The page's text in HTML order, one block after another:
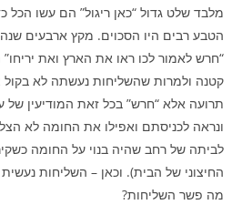
מלבד שלט גדול “כאן ריגול” הם עשו הכל
הטבע רבים היו הסכוים. מקץ ארבעים
“חרש לאמור לכו ראו את הארץ ואת
קטנה ולמרות שהשליחות נעשתה לא בקול
תרועה אלא “חרש” בכל זאת המודיעין
ונראה לכניסתם ואפילו את החומה לא
לביתה של רחב שהיה בנוי על החומה
החיצוני של הבית). וכאן – השליחות
מה פשר השליחות?